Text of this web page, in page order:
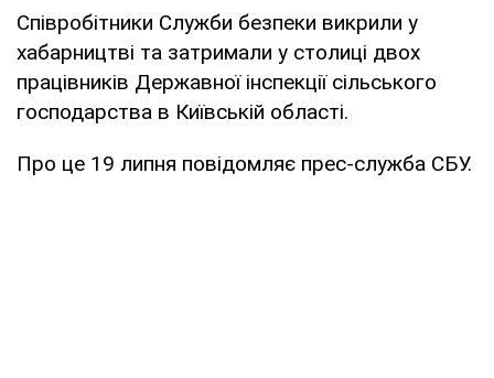
Співробітники Служби безпеки викрили у
хабарництві та затримали у столиці двох
працівників Державної інспекції сільського
господарства в Київській області.
Про це 19 липня повідомляє прес-служба СБУ.